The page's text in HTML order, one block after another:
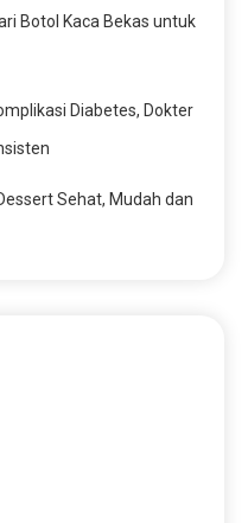
Botol Kaca Bekas untuk
Diabetes, Dokter
Sehat, Mudah dan